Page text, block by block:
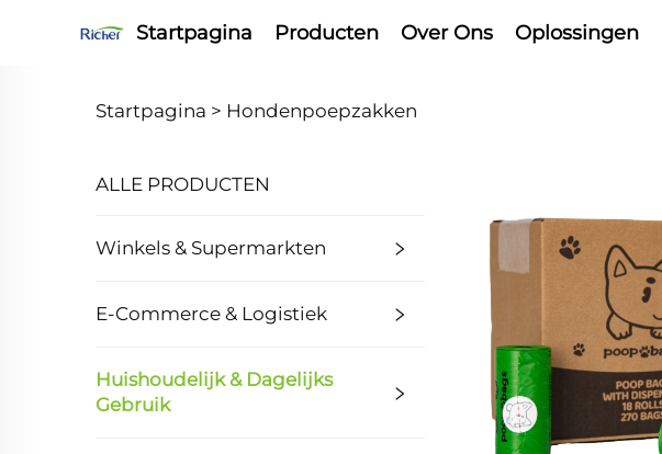
Startpagina Producten Over Ons Oplossingen
Startpagina > Hondenpoepzakken
ALLE PRODUCTEN
Winkels & Supermarkten
E-Commerce & Logistiek
Huishoudelijk & Dagelijks
Gebruik